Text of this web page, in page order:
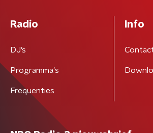
Radio
DJ’s
Programma's
Frequenties
Info